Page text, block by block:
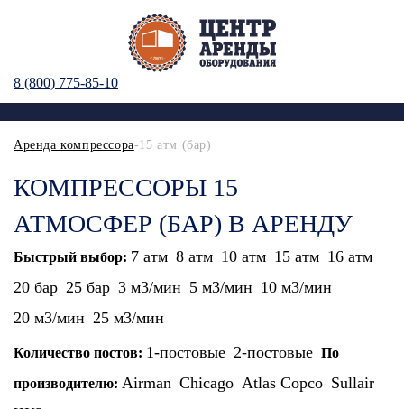
8 (800) 775-85-10
Аренда компрессора-15 атм (бар)
КОМПРЕССОРЫ 15
АТМОСФЕР (БАР) В АРЕНДУ
Быстрый выбор: 7 атм 8 атм 10 атм 15 атм 16 атм
20 бар 25 бар 3 м3/мин 5 м3/мин 10 м3/мин
20 м3/мин 25 м3/мин
Количество постов: 1-постовые 2-постовые По
производителю: Airman Chicago Atlas Copco Sullair